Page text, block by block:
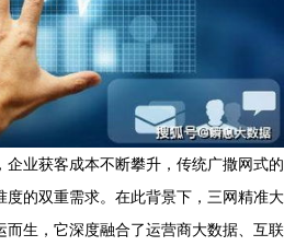
企业获客成本不断攀升，传统广撒网式的
的双重需求。在此背景下，三网精准大
生，它深度融合了运营商大数据、互联